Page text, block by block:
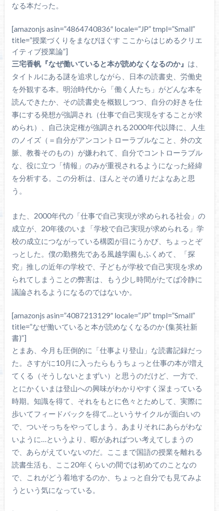
なる本だった。
[amazonjs asin=”4864740836″ locale=”JP” tmpl=”Small”
title=”授業づくりをまなびほぐす ここからはじめるクリエ
イティブ授業論”]
三宅香帆『なぜ働いていると本が読めなくなるのか』 は、
タイトルにある謎を追求しながら、日本の読書史、労働史
を外観する本。明治時代から「働く人たち」がどんな本を
読んできたか、その読書史を概観しつつ、自分の好きを仕
事にする発想が強調され（仕事で自己実現をすることが求
められ）、自己決定権が強調される2000年代以降に、人生
のノイズ（＝自分がアンコントローラブルなこと、外の文
脈、教養そのもの）が嫌われて、自分でコントローラブル
な、役に立つ「情報」のみが重視されるようになった経緯
を分析する。この分析は、ほんとその通りだよなあと思
う。
また、2000年代の「仕事で自己実現が求められる社会」の
成立が、20年後のいま「学校で自己実現が求められる」学
校の成立につながっている構図が目にうかび、ちょっとぞ
っとした。僕の勤務先である風越学園もふくめて、「探
究」推しの近年の学校で、子どもが学校で自己実現を求め
られてしまうことの弊害は、もう少し時間がたてば冷静に
議論されるようになるのではないか。
[amazonjs asin=”4087213129″ locale=”JP” tmpl=”Small”
title=”なぜ働いていると本が読めなくなるのか (集英社新
書)”]
とまあ、今月も圧倒的に「仕事より登山」な読書記録だっ
た。さすがに10月に入ったらもうちょっと仕事の本が増え
てくる（そうしないとまずい）と思うのだけど、一方で、
とにかくいまは登山への興味がわかりやすく深まっている
時期。知識を得て、それをもとに色々とためして、実際に
歩いてフィードバックを得て…というサイクルが面白いの
で、ついそっちをやってしまう。あまりそれにあらがわな
いように…というより、暇があればつい考えてしまうの
で、あらがえていないのだ。ここまで国語の授業を離れる
読書生活も、ここ20年くらいの間では初めてのことなの
で、これがどう着地するのか、ちょっと自分でも見てみよ
うという気になっている。